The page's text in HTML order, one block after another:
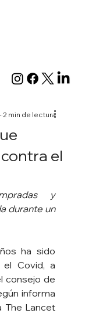
el
2 min de lectura
y
durante un
ha sido
el Covid, a
consejo de
informa
The Lancet